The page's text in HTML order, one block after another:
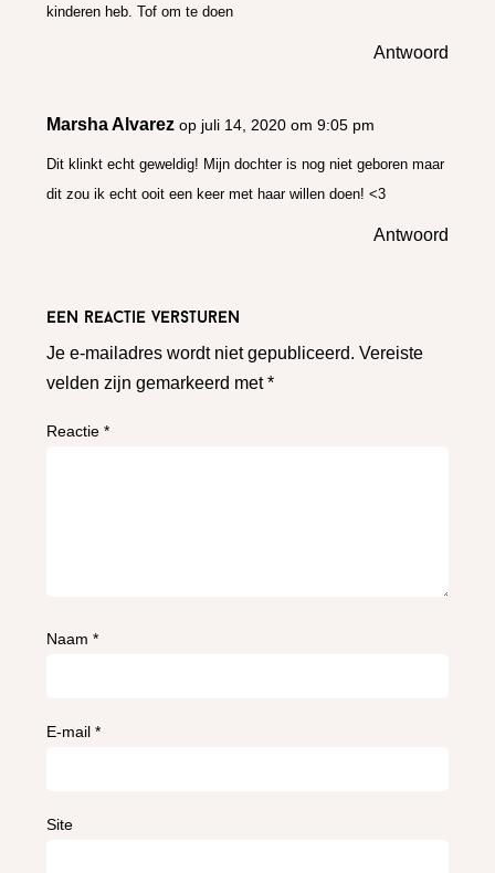
kinderen heb. Tof om te doen
Antwoord
Marsha Alvarez op juli 14, 2020 om 9:05 pm
Dit klinkt echt geweldig! Mijn dochter is nog niet geboren maar
dit zou ik echt ooit een keer met haar willen doen! <3
Antwoord
Een reactie versturen
Je e-mailadres wordt niet gepubliceerd. Vereiste
velden zijn gemarkeerd met*
Reactie*
Naam*
E-mail*
Site